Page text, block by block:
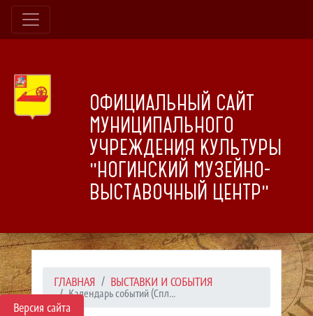
Версия сайта
ОФИЦИАЛЬНЫЙ САЙТ
МУНИЦИПАЛЬНОГО
УЧРЕЖДЕНИЯ КУЛЬТУРЫ
"НОГИНСКИЙ МУЗЕЙНО-
ВЫСТАВОЧНЫЙ ЦЕНТР"
ГЛАВНАЯ ВЫСТАВКИ И СОБЫТИЯ
Календарь событий (Спл...